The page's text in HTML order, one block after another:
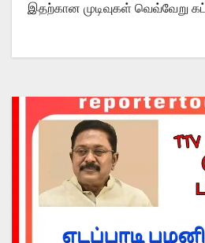
இதற்கான முடிவுகள் வெவ்வேறு